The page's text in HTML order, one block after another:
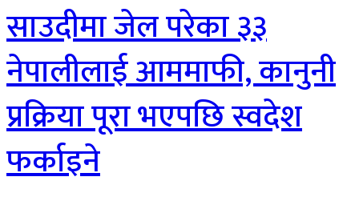
साउदीमा जेल परेका ३३
नेपालीलाई आममाफी, कानुनी
प्रक्रिया पूरा भएपछि स्वदेश
फर्काइने